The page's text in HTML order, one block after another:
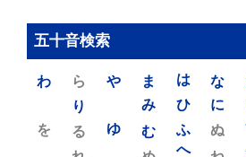
五十音検索
な
に
ぬ
ね
は
ひ
ふ
へ
ま
み
む
め
や
ゆ
ら
り
る
れ
わ
を